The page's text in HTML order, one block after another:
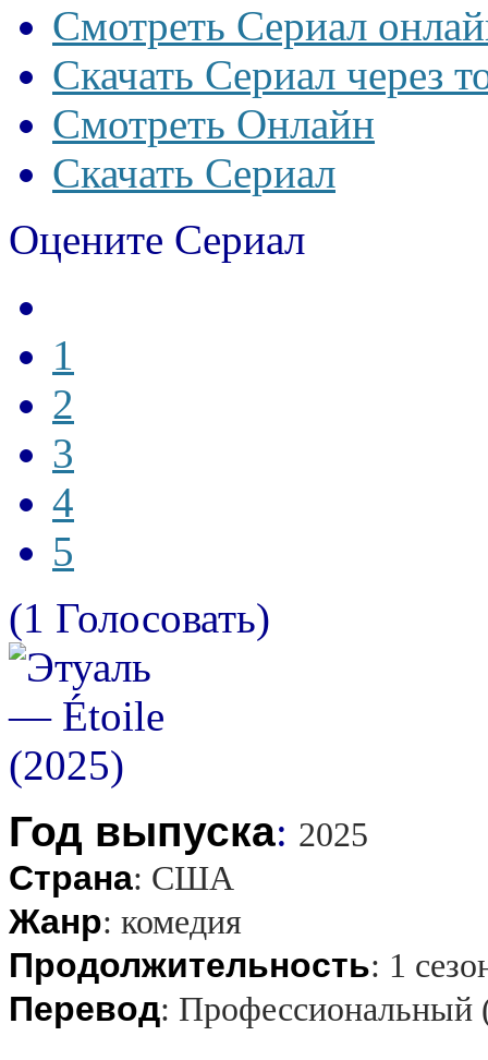
Смотреть Сериал
Скачать Сериал через
Смотреть Онлайн
Скачать Сериал
Оцените Сериал
1
2
3
4
5
(1 Голосовать)
Год выпуска: 2025
Страна: США
Жанр: комедия
Продолжительность: 1
Перевод: Профессиональный